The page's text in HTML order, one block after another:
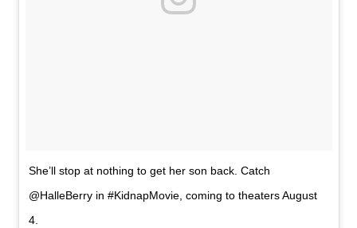
She’ll stop at nothing to get her son back. Catch
@HalleBerry in #KidnapMovie, coming to theaters August
4.